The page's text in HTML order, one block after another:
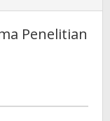
Penelitian